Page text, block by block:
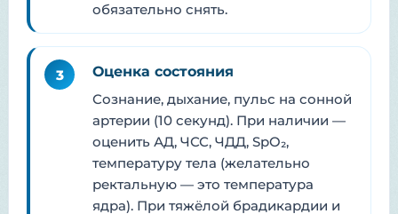
обязательно снять.
3
Оценка состояния
Сознание, дыхание, пульс на сонной
артерии (10 секунд). При наличии —
оценить АД, ЧСС, ЧДД, SpO₂,
температуру тела (желательно
ректальную — это температура
ядра). При тяжёлой брадикардии и